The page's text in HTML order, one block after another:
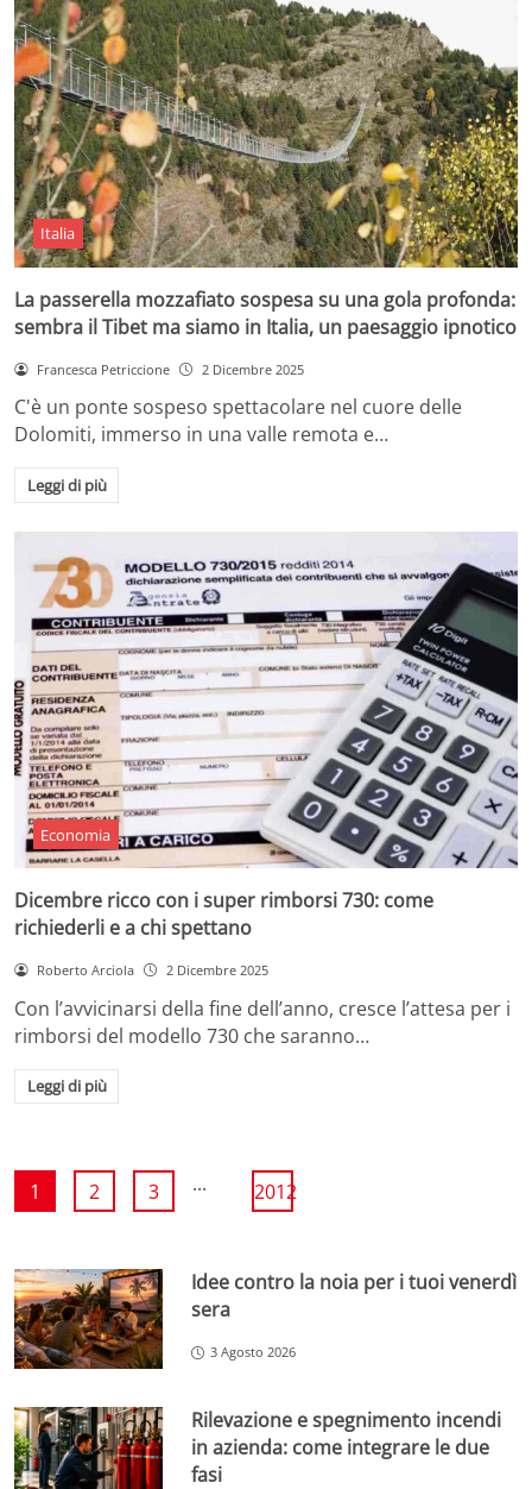
Italia
La passerella mozzafiato sospesa su una gola profonda:
sembra il Tibet ma siamo in Italia, un paesaggio ipnotico
Francesca Petriccione 2 Dicembre 2025
C'è un ponte sospeso spettacolare nel cuore delle
Dolomiti, immerso in una valle remota e…
Leggi di più
Economia
Dicembre ricco con i super rimborsi 730: come
richiederli e a chi spettano
Roberto Arciola 2 Dicembre 2025
Con l’avvicinarsi della fine dell’anno, cresce l’attesa per i
rimborsi del modello 730 che saranno…
Leggi di più
1 2 3 ... 2012
Idee contro la noia per i tuoi venerdì
sera
3 Agosto 2026
Rilevazione e spegnimento incendi
in azienda: come integrare le due
fasi